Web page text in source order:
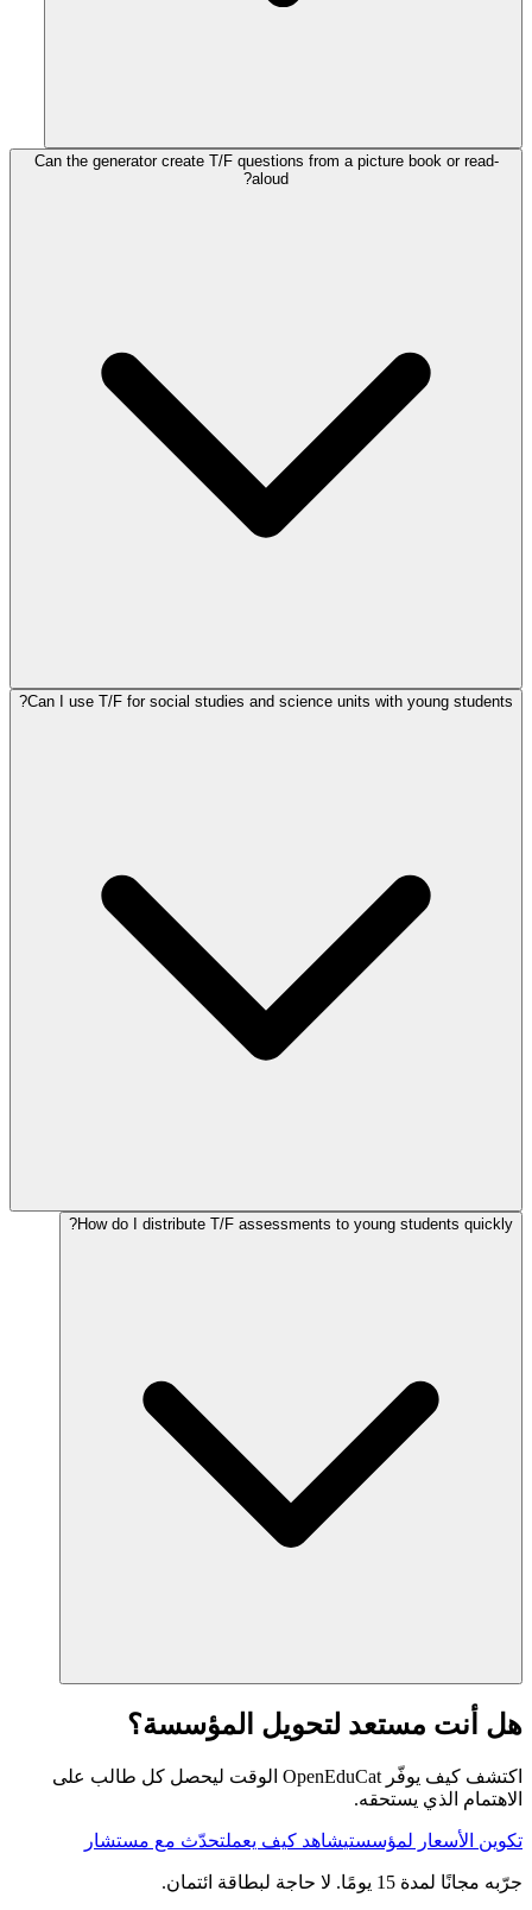
Can the generator create T/F questions from a picture book or read-
aloud?
Can I use T/F for social studies and science units with young students?
How do I distribute T/F assessments to young students quickly?
هل أنت مستعد لتحويل المؤسسة؟
اكتشف كيف يوفّر OpenEduCat الوقت ليحصل كل طالب على
الاهتمام الذي يستحقه.
تكوين الأسعار لمؤسستيشاهد كيف يعملتحدّث مع مستشار
جرّبه مجانًا لمدة 15 يومًا. لا حاجة لبطاقة ائتمان.